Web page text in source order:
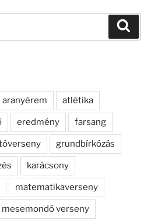
aranyérem atlétika
eredmény farsang
grundbírkózás
karácsony
matematikaverseny
mesemondó verseny